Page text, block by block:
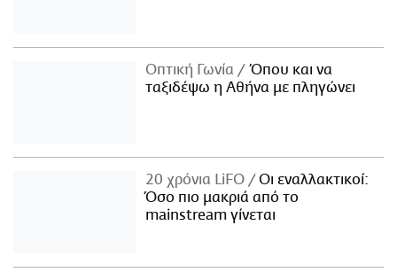
Οπτική Γωνία
Όπου και να
ταξιδέψω η Αθήνα με πληγώνει
20 χρόνια LiFO
Οι εναλλακτικοί:
Όσο πιο μακριά από το
mainstream γίνεται